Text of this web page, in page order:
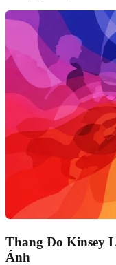
Thang Đo Kinsey
Ánh